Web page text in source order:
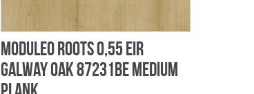
Moduleo Roots 0,55 EIR
Galway Oak 87231BE Medium